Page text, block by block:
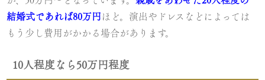
結婚式であれば80万円 ほど。演出やドレスなどによっては
もう少し費用がかかる場合があります。
10人程度なら50万円程度